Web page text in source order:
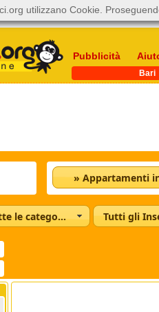
Pubblicità
Bari
Tutte le categorie Tutti gli
utilizzano Cookie.